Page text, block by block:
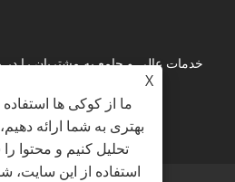
خدمات عالی و جامع به مشتریان را
X
ما از کوکی ها
بهتری به شما ارائه
تحلیل کنیم و محتوا
استفاده از این سایت،